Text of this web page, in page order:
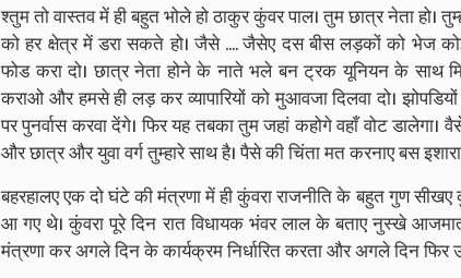
श्तुम तो वास्तव में ही बहुत भोले हो ठाकुर कुंवर पाल। तुम छात्र नेता हो।
को हर क्षेत्र में डरा सकते हो। जैसे .... जैसेए दस बीस लड़कों को भेज
फोड करा दो। छात्र नेता होने के नाते भले बन ट्रक यूनियन के साथ
कराओ और हमसे ही लड़ कर व्यापारियों को मुआवजा दिलवा दो।
पर पुनर्वास करवा देंगे। फिर यह तबका तुम जहां कहोगे वहाँ वोट
और छात्र और युवा वर्ग तुम्हारे साथ है। पैसे की चिंता मत करनाए बस
बहरहालए एक दो घंटे की मंत्रणा में ही कुंवरा राजनीति के बहुत गुण
आ गए थे। कुंवरा पूरे दिन रात विधायक भंवर लाल के बताए नुस्खे
मंत्रणा कर अगले दिन के कार्यक्रम निर्धारित करता और अगले दिन फिर